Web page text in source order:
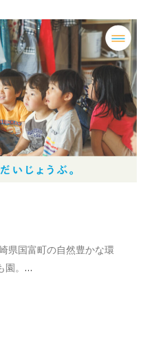
県国富町の自然豊かな環
。 …